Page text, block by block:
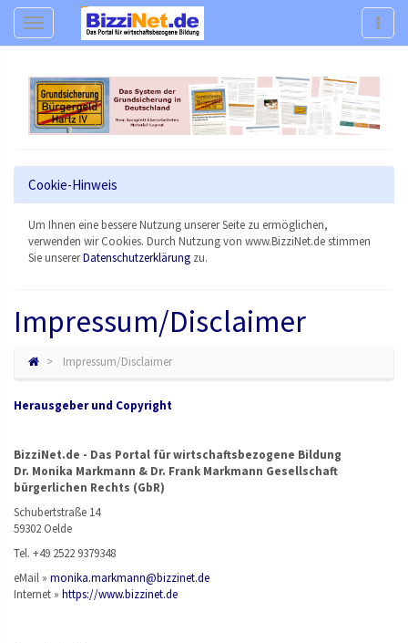
Navigation
Cookie-Hinweis
Um Ihnen eine bessere Nutzung unserer Seite zu ermöglichen,
verwenden wir Cookies. Durch Nutzung von www.BizziNet.de stimmen
Sie unsererDatenschutzerklärung zu.
Impressum/Disclaimer
Impressum/Disclaimer
Herausgeber und Copyright
BizziNet.de - Das Portal für wirtschaftsbezogene Bildung
Dr. Monika Markmann & Dr. Frank Markmann Gesellschaft
bürgerlichen Rechts (GbR)
Schubertstraße 14
59302 Oelde
Tel. +49 2522 9379348
eMail » monika.markmann@bizzinet.de
Internet » https://www.bizzinet.de